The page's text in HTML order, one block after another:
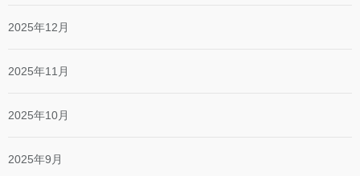
2025年12月
2025年11月
2025年10月
2025年9月